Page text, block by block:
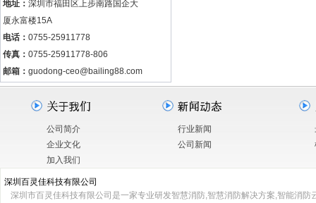
地址： 深圳市福田区上步南路国企大
厦永富楼15A
电话： 0755-25911778
传真： 0755-25911778-806
邮箱： guodong-ceo@bailing88.com
公司简介
企业文化
加入我们
行业新闻
公司新闻
深圳百灵佳科技有限公司
深圳市百灵佳科技有限公司是一家专业研发智慧消防,智慧消防解决方案,智能消防